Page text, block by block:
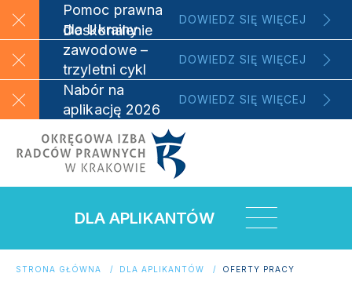
Pomoc prawna
dla Ukrainy
DOWIEDZ SIĘ WIĘCEJ
Doskonalenie
zawodowe –
trzyletni cykl
szkoleniowy
DOWIEDZ SIĘ WIĘCEJ
Nabór na
aplikację 2026
DOWIEDZ SIĘ WIĘCEJ
DLA APLIKANTÓW
STRONA GŁÓWNA DLA APLIKANTÓW OFERTY PRACY